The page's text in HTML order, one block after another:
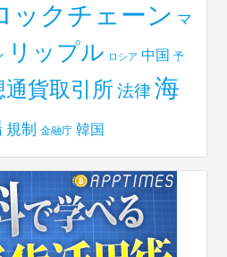
ックチェーン マ
リップル ロシア 中国 予
通貨取引所 法律 海
規制 金融庁 韓国